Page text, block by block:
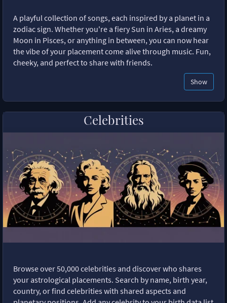
A playful collection of songs, each inspired by a planet in a
zodiac sign. Whether you're a fiery Sun in Aries, a dreamy
Moon in Pisces, or anything in between, you can now hear
the vibe of your placement come alive through music. Fun,
cheeky, and perfect to share with friends.
Show
Celebrities
Browse over 50,000 celebrities and discover who shares
your astrological placements. Search by name, birth year,
country, or find celebrities with shared aspects and